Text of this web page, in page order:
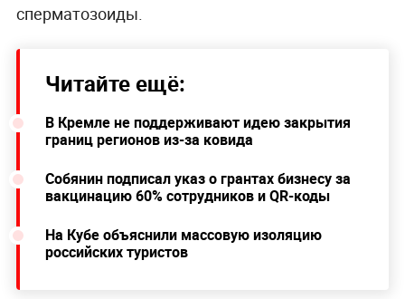
сперматозоиды.
Читайте ещё:
В Кремле не поддерживают идею закрытия
границ регионов из-за ковида
Собянин подписал указ о грантах бизнесу за
вакцинацию 60% сотрудников и QR-коды
На Кубе объяснили массовую изоляцию
российских туристов